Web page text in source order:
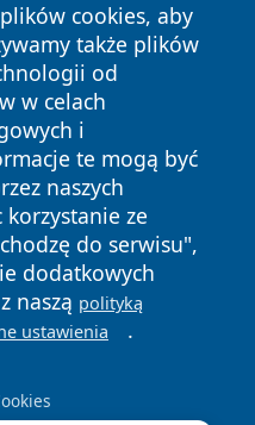
cookies, aby
także plików
od
w celach
i
te mogą być
naszych
ze
do serwisu",
dodatkowych
naszą polityką
ustawienia .
Wszystkie prawa
Polityka
Cookies